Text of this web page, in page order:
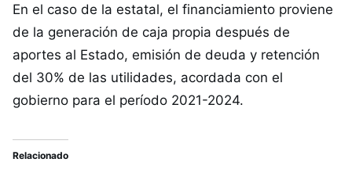
En el caso de la estatal, el financiamiento proviene
de la generación de caja propia después de
aportes al Estado, emisión de deuda y retención
del 30% de las utilidades, acordada con el
gobierno para el período 2021-2024.
Relacionado